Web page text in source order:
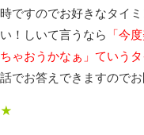
時ですのでお好きなタイ
い！しいて言うなら 「今
ちゃおうかなぁ」ていう
話でお答えできますのでお
★